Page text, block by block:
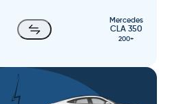
Mercedes
CLA 350
200+